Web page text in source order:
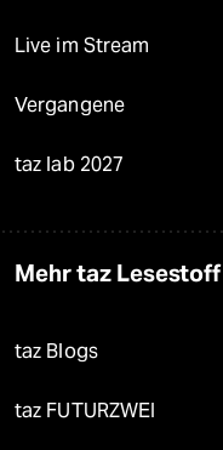
Live im Stream
Vergangene
taz lab 2027
Mehr taz Lesestoff
taz Blogs
taz FUTURZWEI